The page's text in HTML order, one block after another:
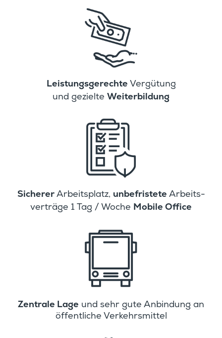
Leistungs­ge­rechte Vergütung
und gezielte Weiter­bil­dung
SichererArbeits­platz, unbefris­tete Arbeits­
ver­träge 1 Tag / Woche Mobile Office
Zentrale Lage und sehr gute Anbin­dung an
öffent­liche Verkehrsmittel